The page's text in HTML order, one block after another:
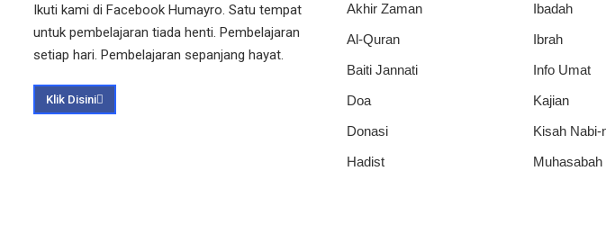
Ikuti kami di Facebook Humayro. Satu tempat
untuk pembelajaran tiada henti. Pembelajaran
setiap hari. Pembelajaran sepanjang hayat.
Klik Disini
Akhir Zaman
Al-Quran
Baiti Jannati
Doa
Donasi
Hadist
Ibadah
Ibrah
Info Umat
Kajian
Kisah Nabi-
Muhasabah